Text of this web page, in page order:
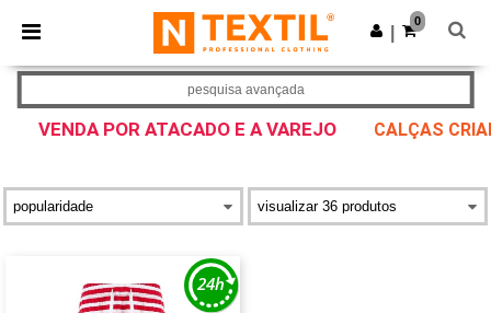
× App Ntextil
Melhores preços na app!
Obter app
0
VENDA POR ATACADO E A VAREJO CALÇAS
pesquisa avançada